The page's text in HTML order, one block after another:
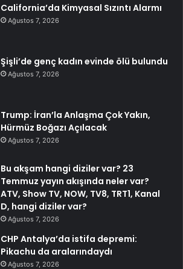
California’da Kimyasal Sızıntı Alarmı
Ağustos 7, 2026
Şişli’de genç kadın evinde ölü bulundu
Ağustos 7, 2026
Trump: İran’la Anlaşma Çok Yakın,
Hürmüz Boğazı Açılacak
Ağustos 7, 2026
Bu akşam hangi diziler var? 23
Temmuz yayın akışında neler var?
ATV, Show TV, NOW, TV8, TRT1, Kanal
D, hangi diziler var?
Ağustos 7, 2026
CHP Antalya’da istifa depremi:
Pikachu da aralarındaydı
Ağustos 7, 2026